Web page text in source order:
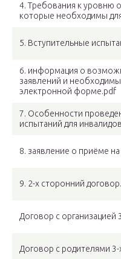
4. Требования к уровню
которые необходимы
5. Вступительные
6. информация о
заявлений и
электронной форме.pdf
7. Особенности
испытаний для
8. заявление о приёме
9. 2-х сторонний
Договор с организацией
Договор с родителями